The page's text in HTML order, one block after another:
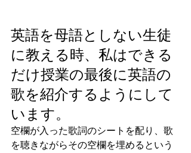
英語を母語としない生徒
に教える時、私はできる
だけ授業の最後に英語の
歌を紹介するようにして
います。
空欄が入った歌詞のシートを配り、歌
を聴きながらその空欄を埋めるという